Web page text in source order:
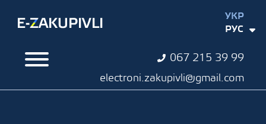
067 215 39 99
electroni.zakupivli@gmail.com
УКР
РУС